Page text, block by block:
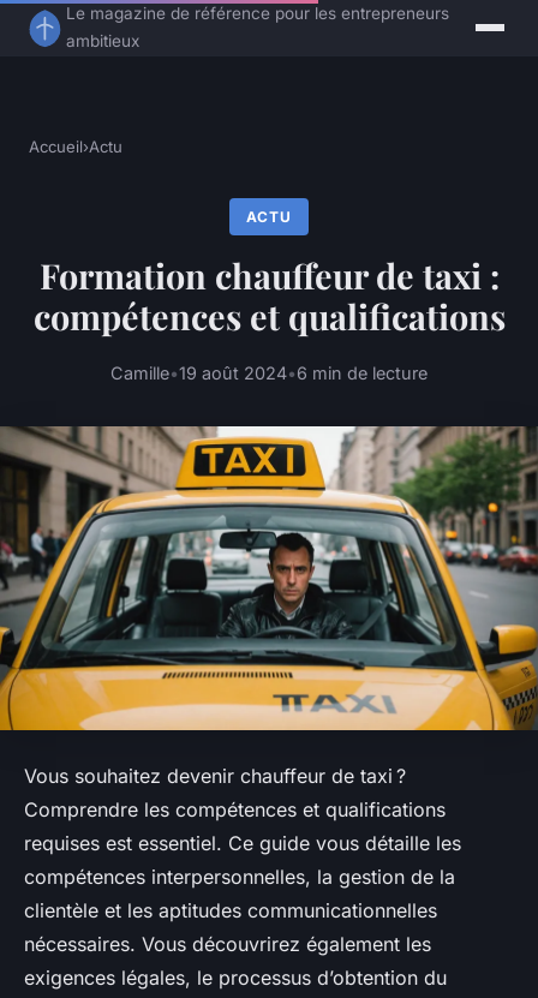
Le magazine de référence pour les entrepreneurs
ambitieux
Accueil›Actu
ACTU
Formation chauffeur de taxi :
compétences et qualifications
Camille•19 août 2024•6 min de lecture
Vous souhaitez devenir chauffeur de taxi ?
Comprendre les compétences et qualifications
requises est essentiel. Ce guide vous détaille les
compétences interpersonnelles, la gestion de la
clientèle et les aptitudes communicationnelles
nécessaires. Vous découvrirez également les
exigences légales, le processus d’obtention du